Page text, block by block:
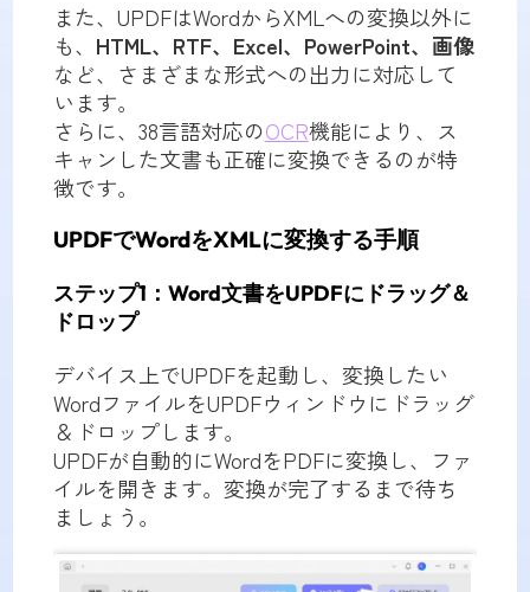
また、UPDFはWordからXMLへの変換以外に
も、 HTML、RTF、Excel、PowerPoint、画像
など、さまざまな形式への出力に対応して
います。
さらに、38言語対応のOCR機能により、ス
キャンした文書も正確に変換できるのが特
徴です。
UPDFでWordをXMLに変換する手順
ステップ1：Word文書をUPDFにドラッグ＆
ドロップ
デバイス上でUPDFを起動し、変換したい
WordファイルをUPDFウィンドウにドラッグ
＆ドロップします。
UPDFが自動的にWordをPDFに変換し、ファ
イルを開きます。変換が完了するまで待ち
ましょう。